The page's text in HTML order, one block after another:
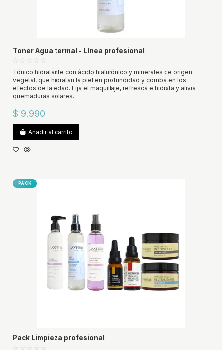
Toner Agua termal - Línea profesional
Tónico hidratante con ácido hialurónico y minerales de origen
vegetal, que hidratan la piel en profundidad y combaten los
efectos de la edad. Fija el maquillaje, refresca e hidrata y alivia
quemaduras solares.
$ 9.990
Añadir al carrito
PACK
Pack Limpieza profesional